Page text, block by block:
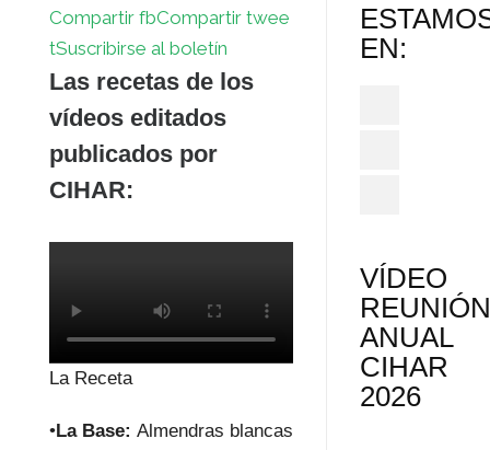
Compartir fbCompartir twee
tSuscribirse al boletín
Las recetas de los
vídeos editados
publicados por
CIHAR:
La Receta
•La Base: Almendras blancas
EN:
VÍDEO
ANUAL
CIHAR
2026